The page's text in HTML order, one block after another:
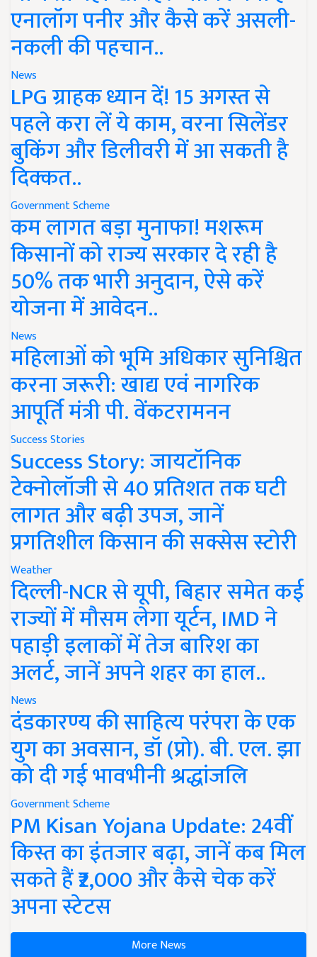
एनालॉग पनीर और कैसे करें असली-
नकली की पहचान..
News
LPG ग्राहक ध्यान दें! 15 अगस्त से
पहले करा लें ये काम, वरना सिलेंडर
बुकिंग और डिलीवरी में आ सकती है
दिक्कत..
Government Scheme
कम लागत बड़ा मुनाफा! मशरूम
किसानों को राज्य सरकार दे रही है
50% तक भारी अनुदान, ऐसे करें
योजना में आवेदन..
News
महिलाओं को भूमि अधिकार सुनिश्चित
करना जरूरी: खाद्य एवं नागरिक
आपूर्ति मंत्री पी. वेंकटरामनन
Success Stories
Success Story: जायटॉनिक
टेक्नोलॉजी से 40 प्रतिशत तक घटी
लागत और बढ़ी उपज, जानें
प्रगतिशील किसान की सक्सेस स्टोरी
Weather
दिल्ली-NCR से यूपी, बिहार समेत कई
राज्यों में मौसम लेगा यूर्टन, IMD ने
पहाड़ी इलाकों में तेज बारिश का
अलर्ट, जानें अपने शहर का हाल..
News
दंडकारण्य की साहित्य परंपरा के एक
युग का अवसान, डॉ (प्रो). बी. एल. झा
को दी गई भावभीनी श्रद्धांजलि
Government Scheme
PM Kisan Yojana Update: 24वीं
किस्त का इंतजार बढ़ा, जानें कब मिल
सकते हैं ₹2,000 और कैसे चेक करें
अपना स्टेटस
More News